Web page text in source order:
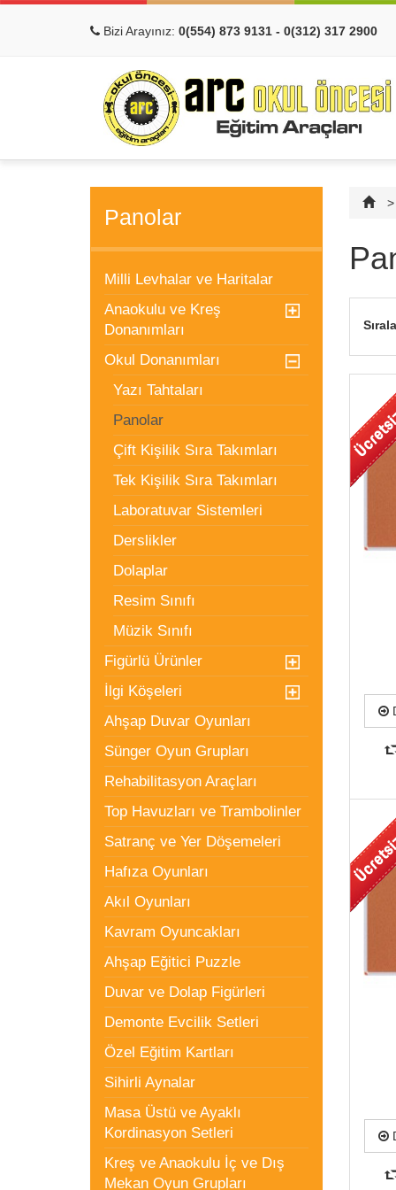
Bizi Arayınız: 0(554) 873 9131 - 0(312) 317 2900
Panolar
Milli Levhalar ve Haritalar
Anaokulu ve Kreş
Donanımları
Okul Donanımları
Yazı Tahtaları
Panolar
Çift Kişilik Sıra Takımları
Tek Kişilik Sıra Takımları
Laboratuvar Sistemleri
Derslikler
Dolaplar
Resim Sınıfı
Müzik Sınıfı
Figürlü Ürünler
İlgi Köşeleri
Ahşap Duvar Oyunları
Sünger Oyun Grupları
Rehabilitasyon Araçları
Top Havuzları ve Trambolinler
Satranç ve Yer Döşemeleri
Hafıza Oyunları
Akıl Oyunları
Kavram Oyuncakları
Ahşap Eğitici Puzzle
Duvar ve Dolap Figürleri
Demonte Evcilik Setleri
Özel Eğitim Kartları
Sihirli Aynalar
Masa Üstü ve Ayaklı
Kordinasyon Setleri
Kreş ve Anaokulu İç ve Dış
Mekan Oyun Grupları
>